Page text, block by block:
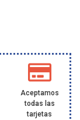
Aceptamos
todas las
tarjetas